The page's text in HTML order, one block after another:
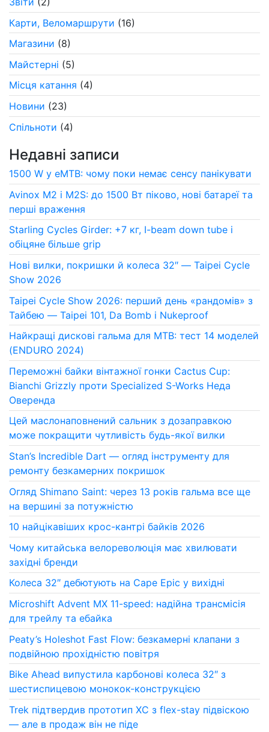
Карти, Веломаршрути (16)
Магазини (8)
Майстерні (5)
Місця катання (4)
Новини (23)
Спільноти (4)
Недавні записи
1500 W у eMTB: чому поки немає сенсу панікувати
Avinox M2 і M2S: до 1500 Вт піково, нові батареї та
перші враження
Starling Cycles Girder: +7 кг, I-beam down tube і
обіцяне більше grip
Нові вилки, покришки й колеса 32″ — Taipei Cycle
Show 2026
Taipei Cycle Show 2026: перший день «рандомів» з
Тайбею — Taipei 101, Da Bomb і Nukeproof
Найкращі дискові гальма для MTB: тест 14 моделей
(ENDURO 2024)
Переможні байки вінтажної гонки Cactus Cup:
Bianchi Grizzly проти Specialized S-Works Неда
Оверенда
Цей маслонаповнений сальник з дозаправкою
може покращити чутливість будь-якої вилки
Stan’s Incredible Dart — огляд інструменту для
ремонту безкамерних покришок
Огляд Shimano Saint: через 13 років гальма все ще
на вершині за потужністю
10 найцікавіших крос-кантрі байків 2026
Чому китайська велореволюція має хвилювати
західні бренди
Колеса 32″ дебютують на Cape Epic у вихідні
Microshift Advent MX 11-speed: надійна трансмісія
для трейлу та ебайка
Peaty’s Holeshot Fast Flow: безкамерні клапани з
подвійною прохідністю повітря
Bike Ahead випустила карбонові колеса 32″ з
шестиспицевою монокок-конструкцією
Trek підтвердив прототип XC з flex-stay підвіскою
— але в продаж він не піде